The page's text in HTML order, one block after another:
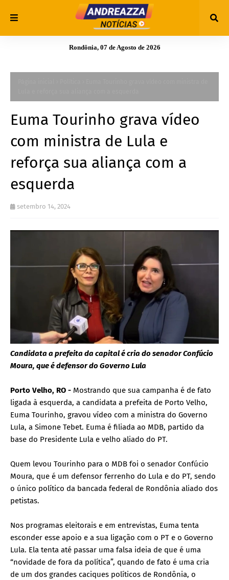
Rondônia, 07 de Agosto de 2026
Euma Tourinho grava vídeo
com ministra de Lula e
reforça sua aliança com a
esquerda
setembro 14, 2024
Candidata a prefeita da capital é cria do senador Confúcio
Moura, que é defensor do Governo Lula
Porto Velho, RO - Mostrando que sua campanha é de fato
ligada à esquerda, a candidata a prefeita de Porto Velho,
Euma Tourinho, gravou vídeo com a ministra do Governo
Lula, a Simone Tebet. Euma é filiada ao MDB, partido da
base do Presidente Lula e velho aliado do PT.
Quem levou Tourinho para o MDB foi o senador Confúcio
Moura, que é um defensor ferrenho do Lula e do PT, sendo
o único político da bancada federal de Rondônia aliado dos
petistas.
Nos programas eleitorais e em entrevistas, Euma tenta
esconder esse apoio e a sua ligação com o PT e o Governo
Lula. Ela tenta até passar uma falsa ideia de que é uma
“novidade de fora da política”, quando de fato é uma cria
de um dos grandes caciques políticos de Rondônia, o